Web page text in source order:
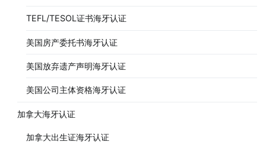
TEFL/TESOL证书海牙认证
美国房产委托书海牙认证
美国放弃遗产声明海牙认证
美国公司主体资格海牙认证
加拿大海牙认证
加拿大出生证海牙认证